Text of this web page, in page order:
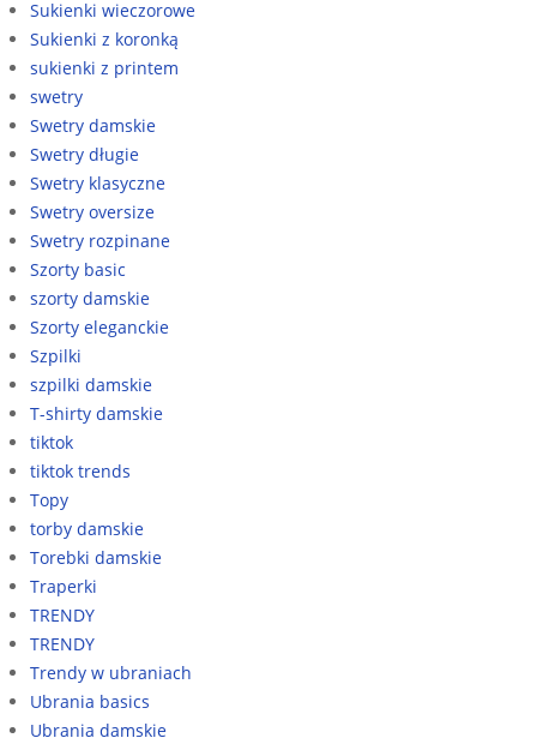
Sukienki wieczorowe
Sukienki z koronką
sukienki z printem
swetry
Swetry damskie
Swetry długie
Swetry klasyczne
Swetry oversize
Swetry rozpinane
Szorty basic
szorty damskie
Szorty eleganckie
Szpilki
szpilki damskie
T-shirty damskie
tiktok
tiktok trends
Topy
torby damskie
Torebki damskie
Traperki
TRENDY
TRENDY
Trendy w ubraniach
Ubrania basics
Ubrania damskie